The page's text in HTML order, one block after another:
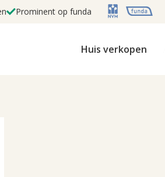
Prominent op funda
Huis verkopen